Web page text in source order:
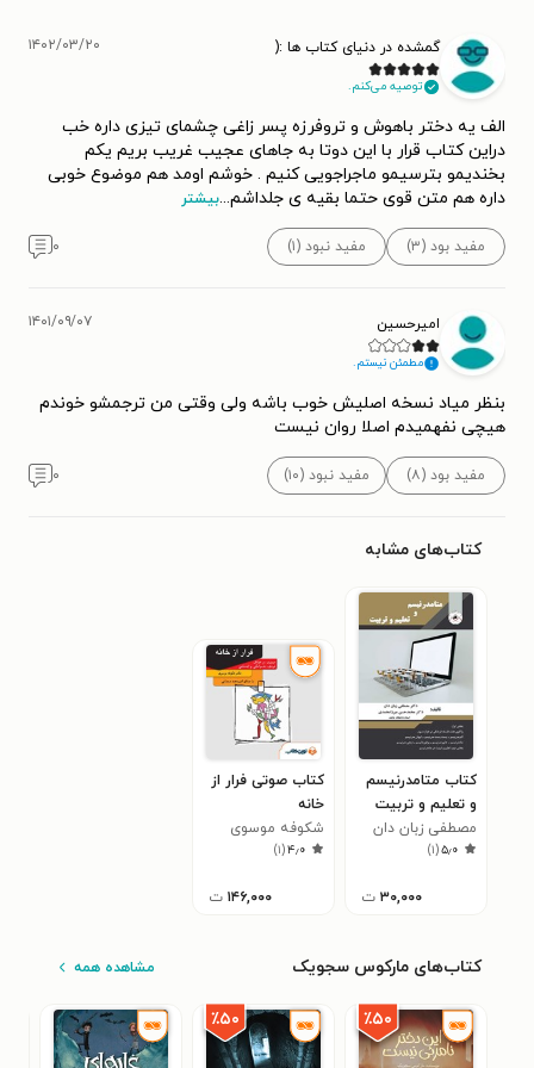
گمشده در دنیای کتاب ها :(
توصیه می‌کنم.
۱۴۰۲/۰۳/۲۰
الف یه دختر باهوش و تروفرزه پسر زاغی چشمای تیزی داره خب
دراین کتاب قرار با این دوتا به جاهای عجیب غریب بریم یکم
بخندیمو بترسیمو ماجراجویی کنیم . خوشم اومد هم موضوع خوبی
داره هم متن قوی حتما بقیه ی جلداشم...بیشتر
مفید بود (۳) مفید نبود (۱) ۰
امیرحسین
مطمئن نیستم.
۱۴۰۱/۰۹/۰۷
بنظر میاد نسخه اصلیش خوب باشه ولی وقتی من ترجمشو خوندم
هیچی نفهمیدم اصلا روان نیست
مفید بود (۸) مفید نبود (۱۰) ۰
کتاب‌های مشابه
کتاب متامدرنیسم
و تعلیم و تربیت
مصطفی زبان دان
۵٫۰(۱)
۳۰,۰۰۰ ت
کتاب صوتی فرار از
خانه
شکوفه موسوی
۴٫۰(۱)
۱۴۶,۰۰۰ ت
کتاب‌های مارکوس سجویک مشاهده همه
٪۵۰ ٪۵۰